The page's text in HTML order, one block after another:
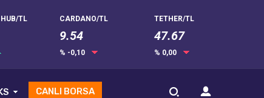
TL CARDANO/TL
9.54
% -0,10
TETHER/TL
47.67
% 0,00
CANLI BORSA